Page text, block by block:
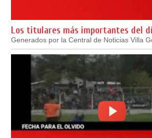
Los titulares más importantes del
Generados por la Central de Noticias Villa